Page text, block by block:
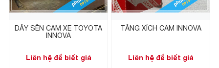
DÂY SÊN CAM XE TOYOTA
INNOVA
Liên hệ để biết giá
TĂNG XÍCH CAM INNOVA
Liên hệ để biết giá